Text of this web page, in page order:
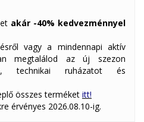
akár -40% kedvezménnyel
vagy a mindennapi aktív
megtalálod az új szezon
technikai ruházatot és
összes terméket itt!
érvényes 2026.08.10-ig.